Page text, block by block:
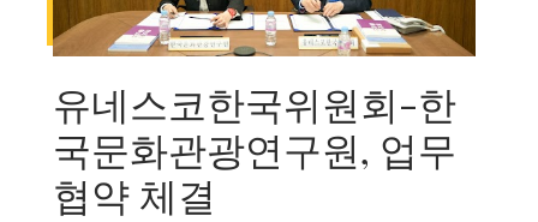
유네스코한국위원회-한
국문화관광연구원, 업무
협약 체결